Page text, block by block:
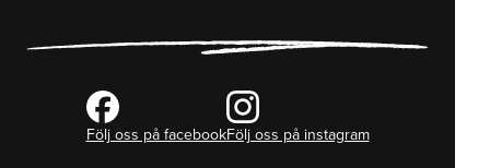
Följ oss på facebookFölj oss på instagram